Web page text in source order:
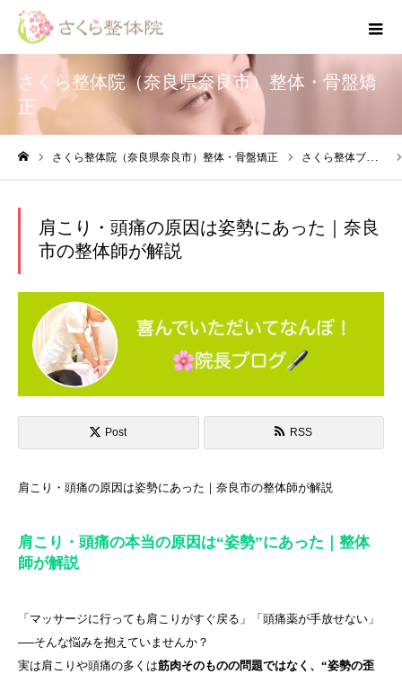
さくら整体院（奈良県奈良市）整体・骨盤矯
正
さくら整体院（奈良県奈良市）整体・骨盤矯正 さくら整体ブログ
肩こり・頭痛の原因は姿勢にあった｜奈良
市の整体師が解説
Post RSS
肩こり・頭痛の原因は姿勢にあった｜奈良市の整体師が解説
肩こり・頭痛の本当の原因は“姿勢”にあった｜整体
師が解説
「マッサージに行っても肩こりがすぐ戻る」「頭痛薬が手放せない」
──そんな悩みを抱えていませんか？
実は肩こりや頭痛の多くは筋肉そのものの問題ではなく、“姿勢の歪